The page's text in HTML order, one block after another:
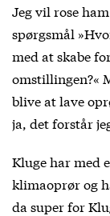
Jeg vil rose
spørgsmål
med at skabe
omstillingen?«
blive at lave
ja, det forstår
Kluge har med
klimaoprør og
da super for